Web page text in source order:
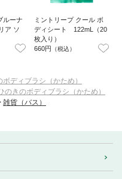
ルーナ
ア ソ
ミントリープ クール ボ
ディシート 122mL（20
枚入り）
660円 （税込）
ボディブラシ（かため）
のきのボディブラシ（かため）
雑貨（バス）